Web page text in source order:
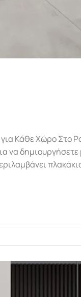
Κάθε Χώρο Στο
να